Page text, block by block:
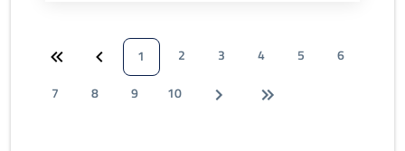
1 2 3 4 5
6
7
8 9 10